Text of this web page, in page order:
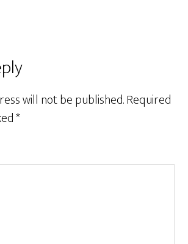
will not be published.Required
*